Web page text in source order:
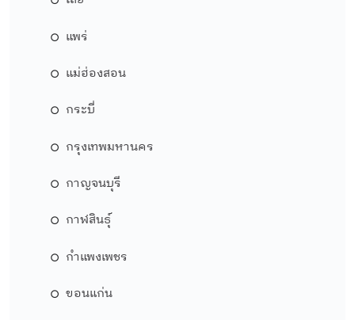
แพร่
แม่ฮ่องสอน
กระบี่
กรุงเทพมหานคร
กาญจนบุรี
กาฬสินธุ์
กำแพงเพชร
ขอนแก่น